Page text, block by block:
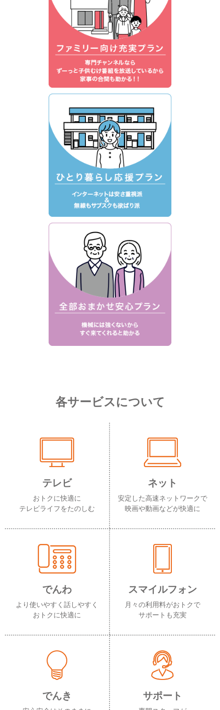
各サービスについて
テレビ
おトクに快適に
テレビライフをたのしむ
ネット
安定した高速ネットワークで
映画や動画などが快適に
でんわ
より使いやすく話しやすく
おトクに快適に
スマイルフォン
月々の利用料がおトクで
サポートも充実
でんき サポート